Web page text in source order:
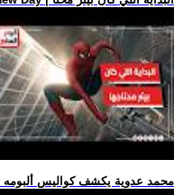
.. محمد عدوية يكشف كواليس